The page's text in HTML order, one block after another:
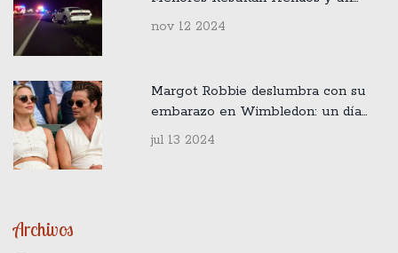
Niño de 10 Años en Estado Crítico
nov 12 2024
Margot Robbie deslumbra con su
embarazo en Wimbledon: un día
inolvidable en el tenis
jul 13 2024
Archivos